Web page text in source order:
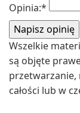
Opinia:*
Wszelkie
są objęte
przetwarzanie,
całości lub w